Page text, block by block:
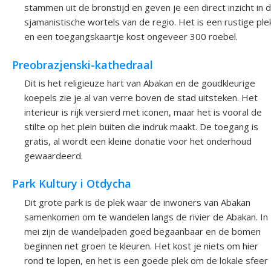
stammen uit de bronstijd en geven je een direct inzicht in
sjamanistische wortels van de regio. Het is een rustige
en een toegangskaartje kost ongeveer 300 roebel.
Preobrazjenski-kathedraal
Dit is het religieuze hart van Abakan en de goudkleurige
koepels zie je al van verre boven de stad uitsteken. Het
interieur is rijk versierd met iconen, maar het is vooral de
stilte op het plein buiten die indruk maakt. De toegang is
gratis, al wordt een kleine donatie voor het onderhoud
gewaardeerd.
Park Kultury i Otdycha
Dit grote park is de plek waar de inwoners van Abakan
samenkomen om te wandelen langs de rivier de Abakan. In
mei zijn de wandelpaden goed begaanbaar en de bomen
beginnen net groen te kleuren. Het kost je niets om hier
rond te lopen, en het is een goede plek om de lokale sfeer